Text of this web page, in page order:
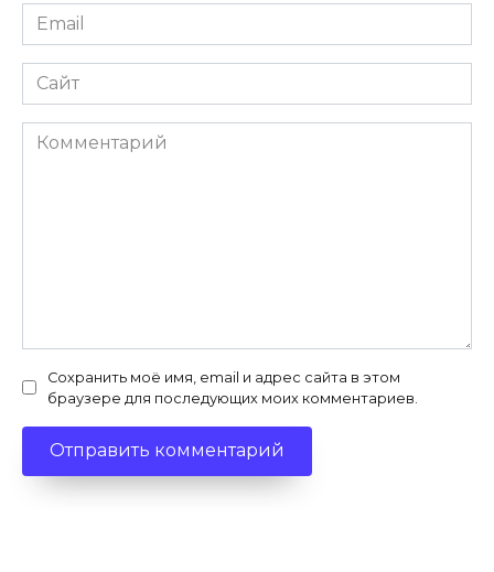
Email
*
Сайт
Комментарий
Сохранить моё имя, email и адрес сайта в этом
браузере для последующих моих комментариев.